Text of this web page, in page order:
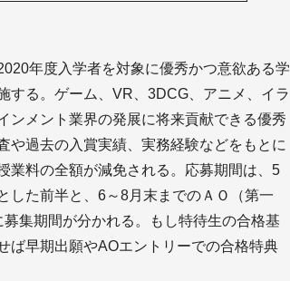
年度入学者を対象に優秀かつ意欲ある学
する。ゲーム、VR、3DCG、アニメ、イラ
ンメント業界の発展に将来貢献できる優秀
や過去の入賞実績、実務経験などをもとに
業料の全額が減免される。応募期間は、5
した前半と、6～8月末までのＡＯ（第一
集期間が分かれる。もし特待生の合格基
ば早期出願やAOエントリーでの合格特典